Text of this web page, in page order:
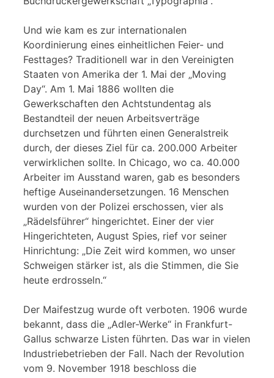
Und wie kam es zur internationalen
Koordinierung eines einheitlichen Feier- und
Festtages? Traditionell war in den Vereinigten
Staaten von Amerika der 1. Mai der „Moving
Day“. Am 1. Mai 1886 wollten die
Gewerkschaften den Achtstundentag als
Bestandteil der neuen Arbeitsverträge
durchsetzen und führten einen Generalstreik
durch, der dieses Ziel für ca. 200.000 Arbeiter
verwirklichen sollte. In Chicago, wo ca. 40.000
Arbeiter im Ausstand waren, gab es besonders
heftige Auseinandersetzungen. 16 Menschen
wurden von der Polizei erschossen, vier als
„Rädelsführer“ hingerichtet. Einer der vier
Hingerichteten, August Spies, rief vor seiner
Hinrichtung: „Die Zeit wird kommen, wo unser
Schweigen stärker ist, als die Stimmen, die Sie
heute erdrosseln.“
Der Maifestzug wurde oft verboten. 1906 wurde
bekannt, dass die „Adler-Werke“ in Frankfurt-
Gallus schwarze Listen führten. Das war in vielen
Industriebetrieben der Fall. Nach der Revolution
vom 9. November 1918 beschloss die